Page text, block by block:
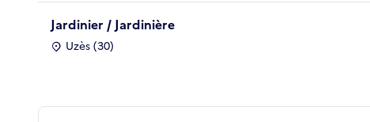
Jardinier / Jardinière
Uzès (30)